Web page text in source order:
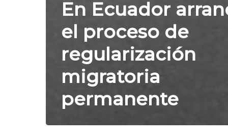
En Ecuador
el proceso de
regularización
migratoria
permanente